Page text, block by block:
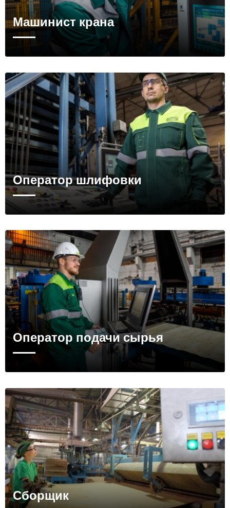
Машинист крана
Оператор шлифовки
Оператор подачи сырья
Сборщик